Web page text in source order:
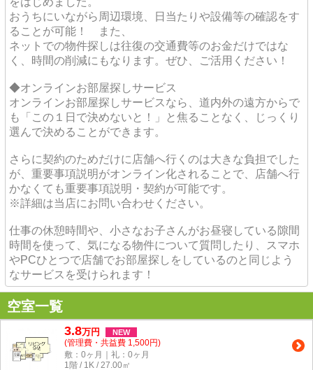
おうちにいながら周辺環境、日当たりや設備等の確認をす
ることが可能！ また、
ネットでの物件探しは往復の交通費等のお金だけではな
く、時間の削減にもなります。ぜひ、ご活用ください！
◆オンラインお部屋探しサービス
オンラインお部屋探しサービスなら、道内外の遠方からで
も「この１日で決めないと！」と焦ることなく、じっくり
選んで決めることができます。
さらに契約のためだけに店舗へ行くのは大きな負担でした
が、重要事項説明がオンライン化されることで、店舗へ行
かなくても重要事項説明・契約が可能です。
※詳細は当店にお問い合わせください。
仕事の休憩時間や、小さなお子さんがお昼寝している隙間
時間を使って、気になる物件について質問したり、スマホ
やPCひとつで店舗でお部屋探しをしているのと同じよう
なサービスを受けられます！
空室一覧
3.8万円 NEW
(管理費・共益費 1,500円)
敷：0ヶ月｜礼：0ヶ月
1階 / 1K / 27.00㎡